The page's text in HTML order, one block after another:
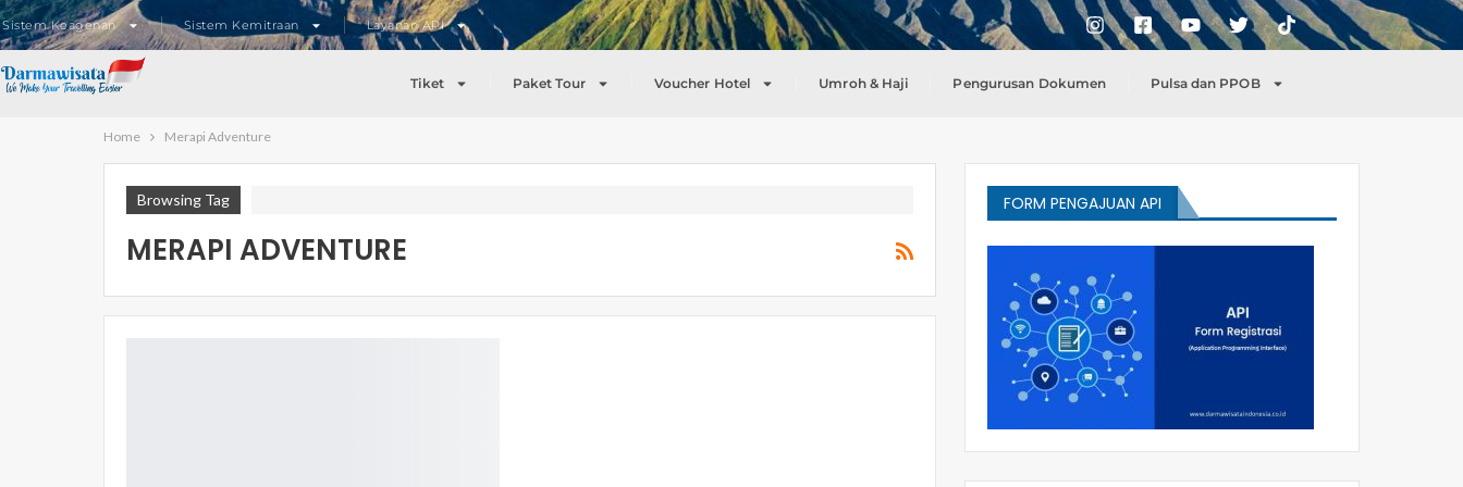
Sistem Keagenan Sistem Kemitraan Layanan API
Tiket Paket Tour Voucher Hotel Umroh & Haji Pengurusan Dokumen Pulsa dan PPOB
Home Merapi Adventure
Browsing Tag
MERAPI ADVENTURE
FORM PENGAJUAN API